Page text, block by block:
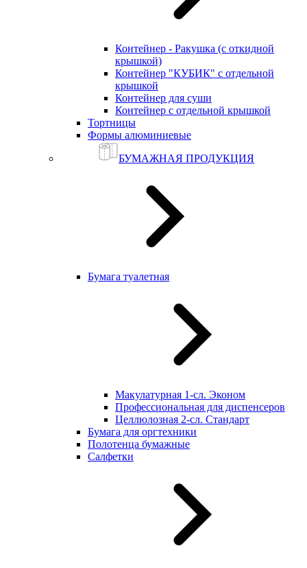
Контейнер - Ракушка (с откидной
крышкой)
Контейнер "КУБИК" с отдельной
крышкой
Контейнер для суши
Контейнер с отдельной крышкой
Тортницы
Формы алюминиевые
БУМАЖНАЯ ПРОДУКЦИЯ
Бумага туалетная
Макулатурная 1-сл. Эконом
Профессиональная для диспенсеров
Целлюлозная 2-сл. Стандарт
Бумага для оргтехники
Полотенца бумажные
Салфетки